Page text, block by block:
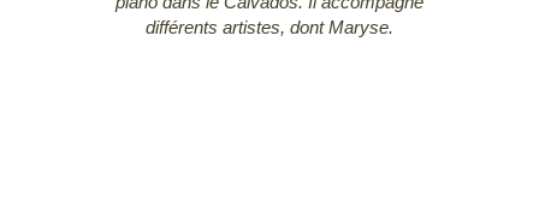
différents artistes, dont Maryse.